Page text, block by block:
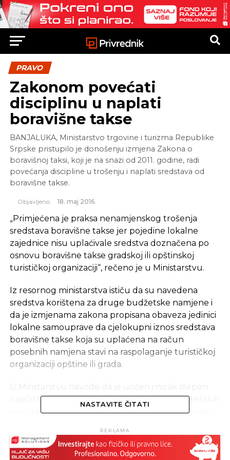
PRAVO
Zakonom povećati
disciplinu u naplati
boravišne takse
BANJALUKA, Ministarstvo trgovine i turizma Republike
Srpske pristupilo je donošenju izmjena Zakona o
boravišnoj taksi, koji je na snazi od 2011. godine, radi
povećanja discipline u trošenju i naplati sredstava od
boravišne takse.
Objavljeno 18. maj 2016.
„Primjećena je praksa nenamjenskog trošenja
sredstava boravišne takse jer pojedine lokalne
zajednice nisu uplaćivale sredstva doznačena po
osnovu boravišne takse gradskoj ili opštinskoj
turističkoj organizaciji“, rečeno je u Ministarstvu.
Iz resornog ministarstva ističu da su navedena
sredstva korištena za druge budžetske namjene i
da je izmjenama zakona propisana obaveza jedinici
lokalne samouprave da cjelokupni iznos sredstava
boravišne takse koja su uplaćena na račun
posebnih namjena stavi na raspolaganje turističkoj
organizaciji opštine ili grada.
naplativosti boravišne takse pružaoca ugostiteljskih
usluga u privatnom smještaju, gdje knjige gostiju
prijavljivani.
NASTAVITE ČITATI
REKLAMA